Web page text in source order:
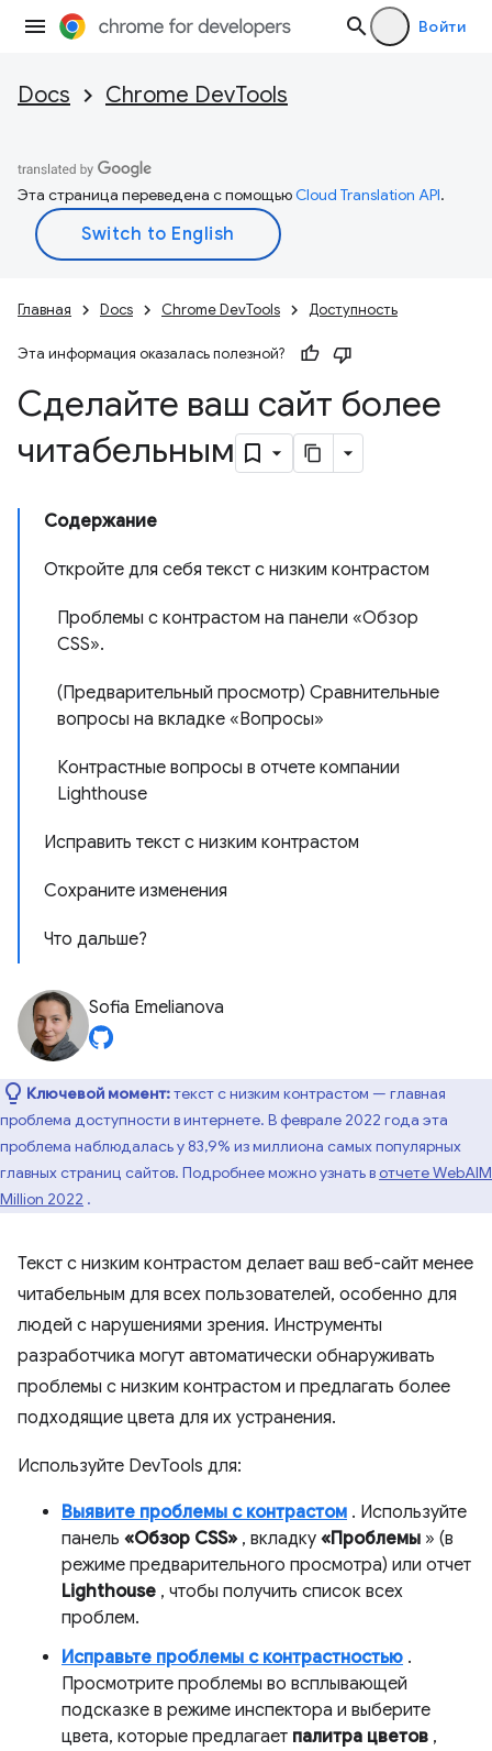
Войти
Docs Chrome DevTools
Эта страница переведена с помощьюCloud Translation API.
Главная Docs Chrome DevTools Доступность
Эта информация оказалась полезной?
Сделайте ваш сайт более
читабельным
Содержание
Откройте для себя текст с низким контрастом
Проблемы с контрастом на панели «Обзор
CSS».
(Предварительный просмотр) Сравнительные
вопросы на вкладке «Вопросы»
Контрастные вопросы в отчете компании
Lighthouse
Исправить текст с низким контрастом
Сохраните изменения
Что дальше?
Sofia Emelianova
Ключевой момент:текст с низким контрастом — главная
проблема доступности в интернете. В феврале 2022 года эта
проблема наблюдалась у 83,9% из миллиона самых популярных
главных страниц сайтов. Подробнее можно узнать вотчете WebAIM
Million 2022 .
Текст с низким контрастом делает ваш веб-сайт менее
читабельным для всех пользователей, особенно для
людей с нарушениями зрения. Инструменты
разработчика могут автоматически обнаруживать
проблемы с низким контрастом и предлагать более
подходящие цвета для их устранения.
Используйте DevTools для:
Выявите проблемы с контрастом . Используйте
панель «Обзор CSS» , вкладку «Проблемы » (в
режиме предварительного просмотра) или отчет
Lighthouse , чтобы получить список всех
проблем.
Исправьте проблемы с контрастностью .
Просмотрите проблемы во всплывающей
подсказке в режиме инспектора и выберите
цвета, которые предлагает палитра цветов ,